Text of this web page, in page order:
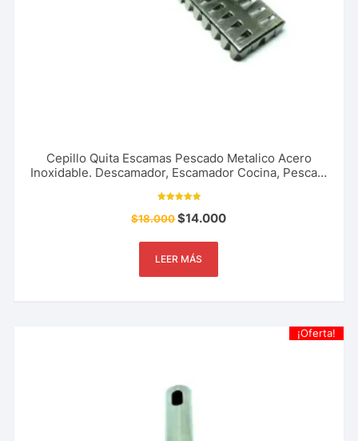
Cepillo Quita Escamas Pescado Metalico Acero
Inoxidable. Descamador, Escamador Cocina, Pesca y
5.00
de 5
$18.000$14.000
LEER MÁS
¡Oferta!